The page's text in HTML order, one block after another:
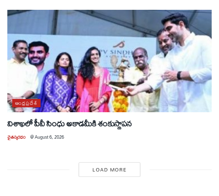
ఆంధ్రప్రదేశ్
విశాఖలో పీవీ సింధు అకాడమీకి శంకుస్థాపన
చైతన్యరధం @August 6, 2026
LOAD MORE